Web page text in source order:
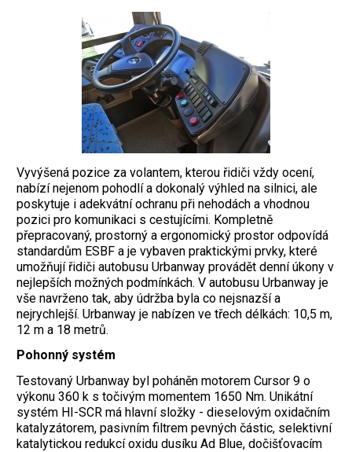
Vyvýšená pozice za volantem, kterou řidiči vždy ocení,
nabízí nejenom pohodlí a dokonalý výhled na silnici, ale
poskytuje i adekvátní ochranu při nehodách a vhodnou
pozici pro komunikaci s cestujícími. Kompletně
přepracovaný, prostorný a ergonomický prostor odpovídá
standardům ESBF a je vybaven praktickými prvky, které
umožňují řidiči autobusu Urbanway provádět denní úkony v
nejlepších možných podmínkách. V autobusu Urbanway je
vše navrženo tak, aby údržba byla co nejsnazší a
nejrychlejší. Urbanway je nabízen ve třech délkách: 10,5 m,
12 m a 18 metrů.
Pohonný systém
Testovaný Urbanway byl poháněn motorem Cursor 9 o
výkonu 360 k s točivým momentem 1650 Nm. Unikátní
systém HI-SCR má hlavní složky - dieselovým oxidačním
katalyzátorem, pasivním filtrem pevných částic, selektivní
katalytickou redukcí oxidu dusíku Ad Blue, dočišťovacím